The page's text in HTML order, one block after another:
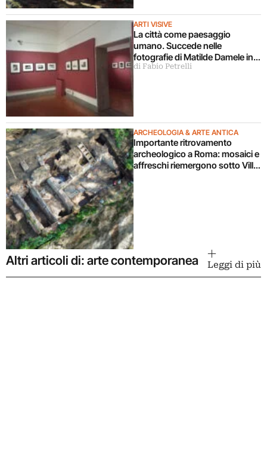
ARTI VISIVE
La città come paesaggio
umano. Succede nelle
fotografie di Matilde Damele in
mostra a Roma
di Fabio Petrelli
ARCHEOLOGIA & ARTE ANTICA
Importante ritrovamento
archeologico a Roma: mosaici e
affreschi riemergono sotto Villa
Altri articoli di: arte contemporanea Leggi di più